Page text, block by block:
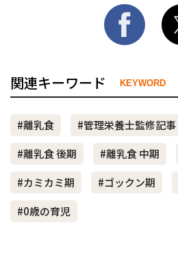
関連キーワード KEYWORD
#離乳食 #管理栄養士監修記事
#離乳食 後期
#離乳食 中期
#カミカミ期
#ゴックン期
#0歳の育児